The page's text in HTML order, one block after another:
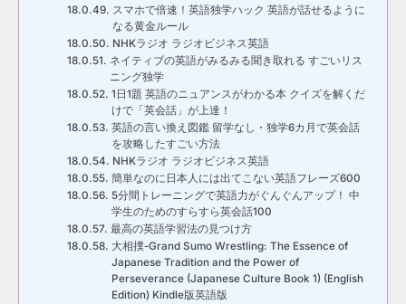
スマホで倍速！英語独学ハック 英語が話せるように
なる黄金ルール
NHKラジオ ラジオビジネス英語
ネイティブの英語がみるみる聞き取れる すごいリス
ニング独学
1日1題 英語のニュアンスがわかる本 クイズを解くだ
けで「英会話」が上達！
英語の言い換え図鑑 留学なし・独学6カ月で英会話
を攻略したすごい方法
NHKラジオ ラジオビジネス英語
簡単なのに日本人には出てこない英語フレーズ600
5分間トレーニングで英語力がぐんぐんアップ！ 中
学生のためのすらすら英会話100
最高の英語学習法の見つけ方
大相撲-Grand Sumo Wrestling: The Essence of
Japanese Tradition and the Power of
Perseverance (Japanese Culture Book 1) (English
Edition) Kindle版英語版